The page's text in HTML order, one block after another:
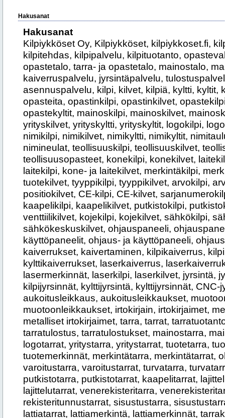
Hakusanat
Hakusanat
Kilpiykköset Oy, Kilpiykköset, kilpiykkoset.fi, kilpiyritys, kilpivalmistaja, kilpitehdas, kilpipalvelu, kilpituotanto, opastevalmistaja, opasteyritys, opastetalo, tarra- ja opastetalo, mainostalo, mainosalan yritys, kaivertamo, kaiverruspalvelu, jyrsintäpalvelu, tulostuspalvelu, suurkuvatulostus, asennuspalvelu, kilpi, kilvet, kilpiä, kyltti, kyltit, kylttejä, opaste, opasteet, opasteita, opastinkilpi, opastinkilvet, opastekilpi, opastekilvet, opastekyltti, opastekyltit, mainoskilpi, mainoskilvet, mainoskyltti, mainoskyltit, yrityskilpi, yrityskilvet, yrityskyltti, yrityskyltit, logokilpi, logokilvet, logokyltti, logokyltit, nimikilpi, nimikilvet, nimikyltti, nimikyltit, nimitaulu, nimitaulut, nimineula, nimineulat, teollisuuskilpi, teollisuuskilvet, teollisuusopaste, teollisuusopasteet, konekilpi, konekilvet, laitekilpi, laitekilvet, kone- ja laitekilpi, kone- ja laitekilvet, merkintäkilpi, merkintäkilvet, tuotekilpi, tuotekilvet, tyyppikilpi, tyyppikilvet, arvokilpi, arvokilvet, positiokilpi, positiokilvet, CE-kilpi, CE-kilvet, sarjanumerokilpi, sarjanumerokilvet, kaapelikilpi, kaapelikilvet, putkistokilpi, putkistokilvet, venttiilikilpi, venttiilikilvet, kojekilpi, kojekilvet, sähkökilpi, sähkökilvet, sähkökeskuskilpi, sähkökeskuskilvet, ohjauspaneeli, ohjauspaneelit, käyttöpaneeli, käyttöpaneelit, ohjaus- ja käyttöpaneeli, ohjaus- ja käyttöpaneelit, kaiverrus, kaiverrukset, kaivertaminen, kilpikaiverrus, kilpikaiverrukset, kylttikaiverrus, kylttikaiverrukset, laserkaiverrus, laserkaiverrukset, lasermerkintä, lasermerkinnät, laserkilpi, laserkilvet, jyrsintä, jyrsinnät, kilpijyrsintä, kilpijyrsinnät, kylttijyrsintä, kylttijyrsinnät, CNC-jyrsintä, CNC-jyrsinnät, aukoitusleikkaus, aukoitusleikkaukset, muotoonleikkaus, muotoonleikkaukset, irtokirjain, irtokirjaimet, metallikirjain, metallikirjaimet, metalliset irtokirjaimet, tarra, tarrat, tarratuotanto, tarratuloste, tarratulosteet, tarratulostus, tarratulostukset, mainostarra, mainostarrat, logotarra, logotarrat, yritystarra, yritystarrat, tuotetarra, tuotetarrat, tuotemerkintä, tuotemerkinnät, merkintätarra, merkintätarrat, ohjetarra, ohjetarrat, varoitustarra, varoitustarrat, turvatarra, turvatarrat, putkitarra, putkitarrat, putkistotarra, putkistotarrat, kaapelitarrat, lajittelutarra, lajittelutarrat, jätteiden lajittelutarrat, venerekisteritarra, venerekisteritarrat, rekisteritunnustarra, rekisteritunnustarrat, sisustustarra, sisustustarrat, seinätarra, seinätarrat, lattiatarrat, lattiamerkintä, lattiamerkinnät, tarrakirjain, tarrakirjaimet, leikattu tarra, leikatut tarrat, tulostettu tarra, tulostetut tarrat, mainosteippaus, mainosteippaukset, teippaus, teippaukset, autoteippaus, autoteippaukset, ajoneuvoteippaus, ajoneuvoteippaukset, pakettiautoteippaus, pakettiautoteippaukset, henkilöautoteippaus, henkilöautoteippaukset, logoteippaus, logoteippaukset, osateippaus, osateippaukset, yliteippaus, yliteippaukset, ikkunateippaus, ikkunateippaukset, toimitilateippaus, toimitilateippaukset, liiketilateippaus, liiketilateippaukset, sisätilateippaus, sisätilateippaukset, opasteteippaus, opasteteippaukset, myymäläteippaus, myymäläteippaukset, oviteippaus, oviteippaukset, lasiteippaus, lasiteippaukset, kalvotus, kalvotukset, ikkunakalvo, ikkunakalvot, suojakalvo, suojakalvot, turvakalvo, turvakalvot, näkösuojakalvo, näkösuojakalvot, aurinkosuojakalvo, aurinkosuojakalvot, UV-suojakalvo, UV-suojakalvot, erikoiskalvo, erikoiskalvot, suurkuvatuloste, suurkuvatulosteet, suurkuvatulostukset, kuvatuloste, kuvatulosteet, mainostuloste, mainostulosteet, juliste, julisteet, suurjuliste, suurjulisteet, banderolli, banderollit, mainosbanderolli, mainosbanderollit, julkisivubanderolli, julkisivubanderollit, mainoslippu, mainosliput, yrityslippu, yritysliput, roll-up, roll-upit, rollup, rollupit, canvastaulu, canvastaulut, canvas-tuloste, canvas-tulosteet, karttatuloste, karttatulosteet, tapettituloste, tapettitulosteet, messutuloste, messutulosteet, tapahtumatuloste, tapahtumatulosteet, mainosmateriaali, mainosmateriaalit, kiinteistöopaste, kiinteistöopasteet, rakennusopaste, rakennusopasteet, yritysopaste, yritysopasteet, toimitilaopaste, toimitilaopasteet, liiketilaopaste, liiketilaopasteet, sisäopaste, sisäopasteet, ulko-opaste, ulko-opasteet, alueopaste, alueopasteet, aluekartta, aluekartat, karttaopaste, karttaopasteet, infotaulu, infotaulut, informaatiotaulu, informaatiotaulut, opastetaulu, opastetaulut, ovikilpi, ovikilvet, ovikyltti, ovikyltit, ohjekilpi, ohjekilvet, ohjekyltti, ohjekyltit, porrastaulu, porrastaulut, porrasopaste, porrasopasteet, aulaopaste, aulaopasteet, hissiopaste, hissiopasteet, riippuva opaste, riippuvat opasteet, seinäopaste, seinäopasteet, jälkivalaiseva opaste, jälkivalaisevat opasteet, poistumistieopaste, poistumistieopasteet, turvaopaste, turvaopasteet, varoituskilpi, varoituskilvet, varoituskyltti, varoituskyltit, liikennemerkki, liikennemerkit, tienviitta, tienviitat, työmaakilpi, työmaakilvet, työmaakyltti, työmaakyltit, työmaataulu, työmaataulut, työmaaopaste, työmaaopasteet, A-standi, A-standit, katustandi, katustandit, kiinteistönumerokilpi, kiinteistönumerokilvet, talonumero, talonumerot, talonumerokilpi, talonumerokilvet, autopaikkakilpi, autopaikkakilvet, parkkipaikkakilpi, parkkipaikkakilvet, jätekatoksen opaste, jätekatoksen opasteet, jätekilpi, jätekilvet, postilaatikon nimikyltti, postilaatikon nimikyltit, rakennuksen nimiopaste, rakennuksen nimiopasteet, tulostus, tulostukset, pientulostus, pientulostukset, kopio, kopiot, kopiointi, kopiointipalvelu, laminointi, laminoinnit, laminointipalvelu, flyer, flyerit, mainoslehtinen, mainoslehtiset, käyntikortti, käyntikortit, käyntikorttitulostus, tulostus ja laminointi, mainostuotteiden asennus, opasteiden asennus, kilpien asennus, kylttien asennus, teippausten asennus, tulosteiden asennus, alihankinta-asennus, alihankinta-asennukset, mainosalan alihankinta, mainosalan alihankintatyö, pienkuormainpalvelu, pienkuormainpalvelut, pienkuormaintyö, pienkuormaintyöt, työkonepalvelu, työkonepalvelut, Avant-palvelu, Avant-työt, Avant 528, Avant 528 työt, pienkaivurityö, pienkaivurityöt, kaivuutyö, kaivuutyöt, trukkipiikkityö, trukkipiikkityöt, risukahmarityö, risukahmarityöt, puukahmarityö, puukahmarityöt, kuormaustyö, kuormaustyöt, ruohonleikkuu, ruohonleikkaus, auraus, lumenauraus, energiapuun kaato, energiapuukaatokoura, teollisuuden kilvet, teollisuuden opasteet, teollisuuden merkintäkilvet, teollisuuden konekilvet, teollisuuden laitekilvet, teollisuuden CE-kilvet, teollisuuden tyyppikilvet, teollisuuden arvokilvet, teollisuuden positiokilvet, teollisuuden kaapelikilvet, teollisuuden putkistomerkinnät, teollisuuden varoituskilvet, teollisuuden